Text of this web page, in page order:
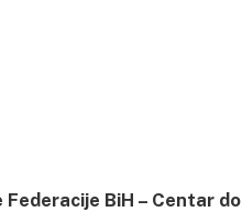
BiH – Centar